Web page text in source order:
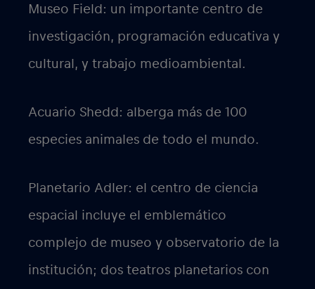
Museo Field: un importante centro de
investigación, programación educativa y
cultural, y trabajo medioambiental.
Acuario Shedd: alberga más de 100
especies animales de todo el mundo.
Planetario Adler: el centro de ciencia
espacial incluye el emblemático
complejo de museo y observatorio de la
institución; dos teatros planetarios con